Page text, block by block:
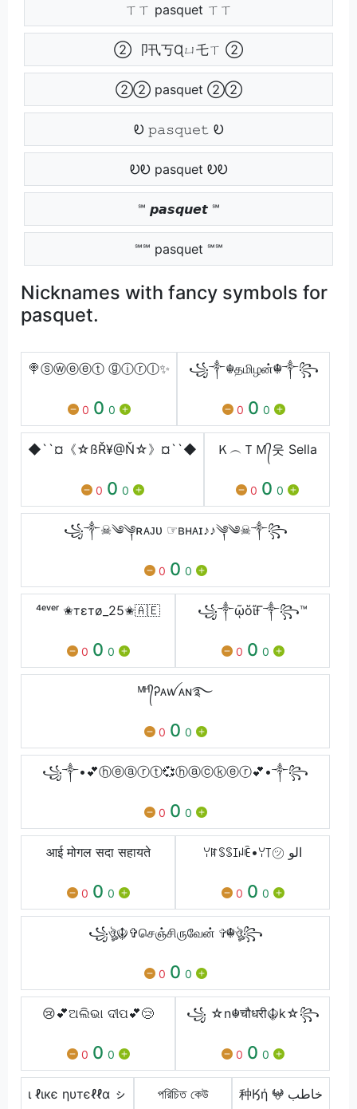
ㄒㄒ pasquet ㄒㄒ
② 卩卂丂Ɋㄩ乇ㄒ ②
②② pasquet ②②
Ꭷ 𝚙𝚊𝚜𝚚𝚞𝚎𝚝 Ꭷ
ᎧᎧ pasquet ᎧᎧ
℠ 𝙥𝙖𝙨𝙦𝙪𝙚𝙩 ℠
℠℠ pasquet ℠℠
Nicknames with fancy symbols for
pasquet.
🍭ⓢⓦⓔⓔⓣ ⓖⓘⓡⓛ✨
0 0 0
꧁༒☬தமிழன்☬༒꧂
0 0 0
◆``¤《☆ßŘ¥@Ň☆》¤``◆
0 0 0
Ｋ︵ＴＭ᭄웃 Sella
0 0 0
꧁༒︎☠︎︎༄༆ʀᴀᴊᴜ ☞︎︎︎ʙʜᴀɪ♪♪༆༄☠︎︎༒꧂
0 0 0
⁴ᵉᵛᵉʳ ✬тεтø_25✬🇦🇪
0 0 0
꧁༒ῷὅἴҒ༒꧂™
0 0 0
ᴹᴴ᭄Ꭾᴀꪝᴀɴ࿐
0 0 0
꧁༒•💕ⓗⓔⓐⓡⓣ💞ⓗⓐⓒⓚⓔⓡ💕•༒꧂
0 0 0
आई मोगल सदा सहायते
0 0 0
ꌩꍏꌗꌗꀤꈤꍟ•ꌩ꓄㋡ الو
0 0 0
꧁ঔৣ☬✞செஞ்சிருவேன் ✞☬ঔৣ꧂
0 0 0
😢💕ଅଲିଭା ଦୀପ💕😢
0 0 0
꧁ ☆n☬चौधरी☬k☆꧂
0 0 0
ι ℓιкє ηυтєℓℓα ㇱ পরিচিত কেউ 种‏Ӄή 𖤍 خاطب